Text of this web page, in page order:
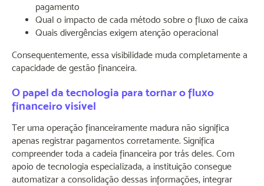
pagamento
Qual o impacto de cada método sobre o fluxo de caixa
Quais divergências exigem atenção operacional
Consequentemente, essa visibilidade muda completamente a
capacidade de gestão financeira.
O papel da tecnologia para tornar o fluxo
financeiro visível
Ter uma operação financeiramente madura não significa
apenas registrar pagamentos corretamente. Significa
compreender toda a cadeia financeira por trás deles. Com
apoio de tecnologia especializada, a instituição consegue
automatizar a consolidação dessas informações, integrar